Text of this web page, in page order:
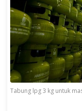
Tabung lpg 3 kg untuk